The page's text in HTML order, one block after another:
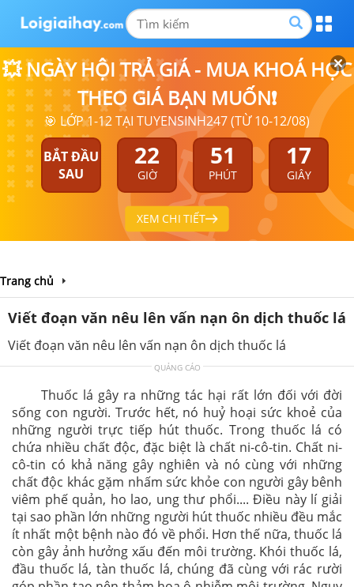
💥 NGÀY HỘI TRẢ GIÁ - MUA KHOÁ HỌC
THEO GIÁ BẠN MUỐN❗
🎯 LỚP 1-12 TẠI TUYENSINH247 (TỪ 10-12/08)
BẮT ĐẦU
SAU
22
GIỜ
51
PHÚT
17
GIÂY
XEM CHI TIẾT
Trang chủ
Viết đoạn văn nêu lên vấn nạn ôn dịch thuốc lá
Viết đoạn văn nêu lên vấn nạn ôn dịch thuốc lá
QUẢNG CÁO
Thuốc lá gây ra những tác hại rất lớn đối với đời
sống con người. Trước hết, nó huỷ hoại sức khoẻ của
những người trực tiếp hút thuốc. Trong thuốc lá có
chứa nhiều chất độc, đặc biệt là chất ni-cô-tin. Chất ni-
cô-tin có khả năng gây nghiên và nó cùng với những
chất độc khác gặm nhấm sức khỏe con người gây bênh
viêm phế quản, ho lao, ung thư phổi.... Điều này lí giải
tại sao phần lớn những người hút thuốc nhiều đều mắc
ít nhất một bệnh nào đó về phổi. Hơn thế nữa, thuốc lá
còn gây ảnh hưởng xấu đến môi trường. Khói thuốc lá,
đầu thuốc lá, tàn thuốc lá, chúng đã cùng với rác rười